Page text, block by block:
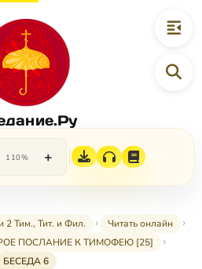
110% +
2 Тим., Тит. и Фил.
Читать онлайн
ПОСЛАНИЕ К ТИМОФЕЮ [25]
БЕСЕДА 6